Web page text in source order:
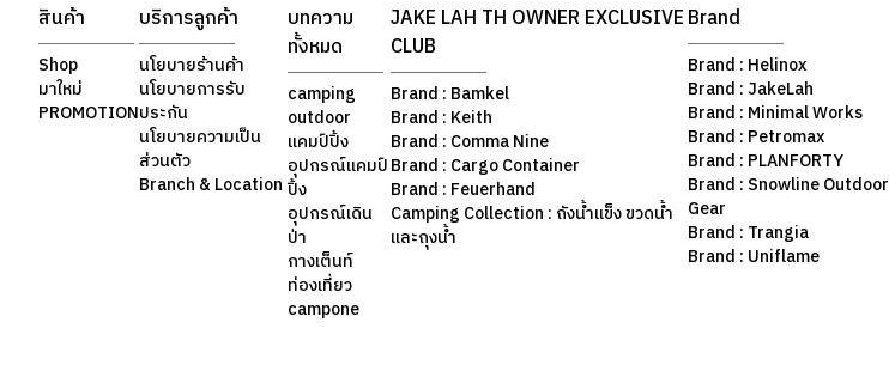
สินค้า
Shop
มาใหม่
PROMOTION
บริการลูกค้า
นโยบายร้านค้า
นโยบายการรับ
ประกัน
นโยบายความเป็น
ส่วนตัว
Branch & Location
บทความ
ทั้งหมด
camping
outdoor
แคมป์ปิ้ง
อุปกรณ์แคมป์
ปิ้ง
อุปกรณ์เดิน
ป่า
กางเต็นท์
ท่องเที่ยว
campone
JAKE LAH TH OWNER EXCLUSIVE
CLUB
Brand : Bamkel
Brand : Keith
Brand : Comma Nine
Brand : Cargo Container
Brand : Feuerhand
Camping Collection : ถังน้ำแข็ง ขวดน้ำ
และถุงน้ำ
Brand
Brand : Helinox
Brand : JakeLah
Brand : Minimal Works
Brand : Petromax
Brand : PLANFORTY
Brand : Snowline Outdoor
Gear
Brand : Trangia
Brand : Uniflame